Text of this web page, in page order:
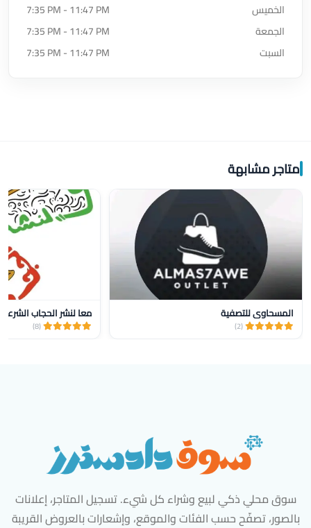
الخميس
7:35 PM - 11:47 PM
الجمعة
7:35 PM - 11:47 PM
السبت
7:35 PM - 11:47 PM
متاجر مشابهة
المسحاوي للتصفية
(2)
معا لنشر الحجاب
(8)
سوق محلي ذكي لبيع وشراء كل شيء. تسجيل المتاجر، إعلانات
بالصور، تصفّح حسب الفئات والموقع، وإشعارات بالعروض القريبة